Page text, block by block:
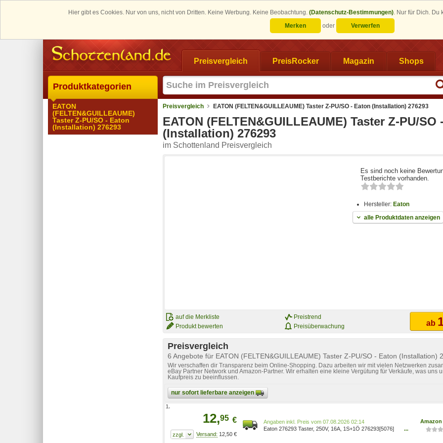
Hier gibt es Cookies. Nur von uns, nicht von Dritten. Keine Werbung. Keine Beobachtung. (Datenschutz-Bestimmungen). Nur für Dich. Du
Merken
oder Verwerfen
Preisvergleich PreisRocker Magazin Shops
Produktkategorien
EATON
(FELTEN&GUILLEAUME)
Taster Z-PU/SO - Eaton
(Installation) 276293
Preisvergleich EATON (FELTEN&GUILLEAUME) Taster Z-PU/SO - Eaton (Installation) 276293
EATON (FELTEN&GUILLEAUME) Taster Z-PU/SO
(Installation) 276293
im Schottenland Preisvergleich
Es sind noch keine
Testberichte vorhanden.
Hersteller: Eaton
alle Produktdaten anzeigen
auf die Merkliste
Produkt bewerten
Preistrend
Preisüberwachung
ab
Preisvergleich
6 Angebote für EATON (FELTEN&GUILLEAUME) Taster Z-PU/SO - Eaton (Installation)
Wir verschaffen dir Transparenz beim Online-Shopping. Dazu arbeiten wir mit vielen Netzwerken
eBay Partner Network und Amazon-Partner. Wir erhalten eine kleine Vergütung für Verkäufe, was uns
Kaufpreis zu beeinflussen.
nur sofort lieferbare anzeigen
1.
12,95 €
12,50 €
Preis vom 07.08.2026 02:14
Eaton 276293 Taster, 250V, 16A, 1S+1Ö 276293[5076]
...
Amazon